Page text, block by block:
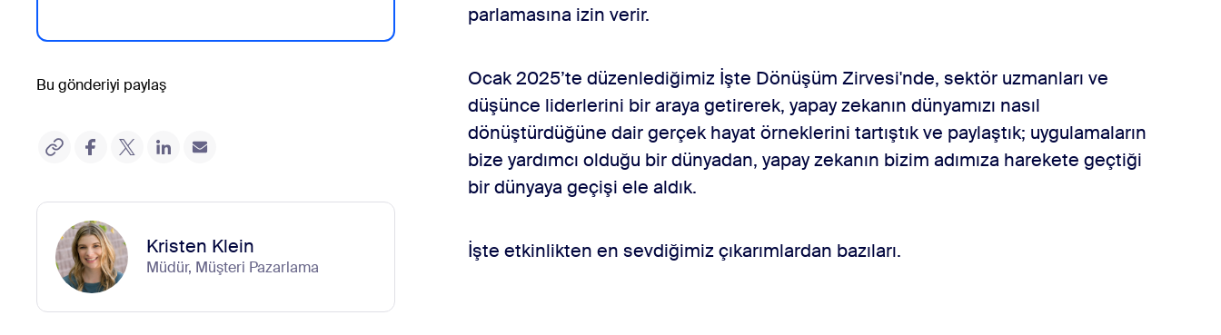
Bu gönderiyi paylaş
Kristen Klein
Müdür, Müşteri Pazarlama
parlamasına izin verir.
Ocak 2025’te düzenlediğimiz İşte Dönüşüm Zirvesi'nde, sektör uzmanları ve
düşünce liderlerini bir araya getirerek, yapay zekanın dünyamızı nasıl
dönüştürdüğüne dair gerçek hayat örneklerini tartıştık ve paylaştık; uygulamaların
bize yardımcı olduğu bir dünyadan, yapay zekanın bizim adımıza harekete geçtiği
bir dünyaya geçişi ele aldık.
İşte etkinlikten en sevdiğimiz çıkarımlardan bazıları.